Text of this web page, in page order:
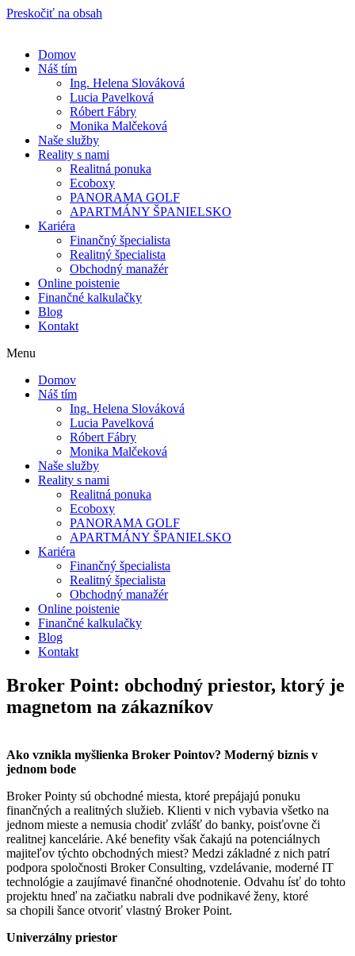
Preskočiť na obsah
Domov
Náš tím
Ing. Helena Slováková
Lucia Pavelková
Róbert Fábry
Monika Malčeková
Naše služby
Reality s nami
Realitná ponuka
Ecoboxy
PANORAMA GOLF
APARTMÁNY ŠPANIELSKO
Kariéra
Finančný špecialista
Realitný špecialista
Obchodný manažér
Online poistenie
Finančné kalkulačky
Blog
Kontakt
Menu
Domov
Náš tím
Ing. Helena Slováková
Lucia Pavelková
Róbert Fábry
Monika Malčeková
Naše služby
Reality s nami
Realitná ponuka
Ecoboxy
PANORAMA GOLF
APARTMÁNY ŠPANIELSKO
Kariéra
Finančný špecialista
Realitný špecialista
Obchodný manažér
Online poistenie
Finančné kalkulačky
Blog
Kontakt
Broker Point: obchodný priestor, ktorý je
magnetom na zákazníkov
Ako vznikla myšlienka Broker Pointov? Moderný biznis v
jednom bode
Broker Pointy sú obchodné miesta, ktoré prepájajú ponuku
finančných a realitných služieb. Klienti v nich vybavia všetko na
jednom mieste a nemusia chodiť zvlášť do banky, poisťovne či
realitnej kancelárie. Aké benefity však čakajú na potenciálnych
majiteľov týchto obchodných miest? Medzi základné z nich patrí
podpora spoločnosti Broker Consulting, vzdelávanie, moderné IT
technológie a zaujímavé finančné ohodnotenie. Odvahu ísť do tohto
projektu hneď na začiatku nabrali dve podnikavé ženy, ktoré
sa chopili šance otvoriť vlastný Broker Point.
Univerzálny priestor